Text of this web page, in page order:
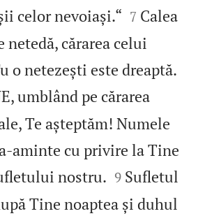
celor nevoiași.“ 

7 Calea
netedă, cărarea celui
o netezești este dreaptă.
umblând pe cărarea
Te așteptăm! Numele
aminte cu privire la Tine
nostru. 

9 Sufletul
Tine noaptea și duhul